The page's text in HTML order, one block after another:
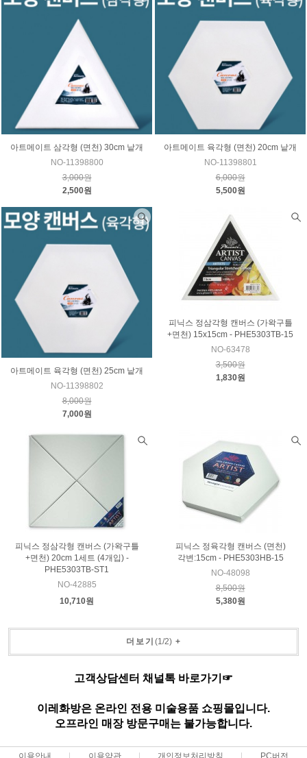
아트메이트 삼각형 (면천) 30cm 낱개
NO-11398800
3,000원
2,500원
아트메이트 육각형 (면천) 20cm 낱개
NO-11398801
6,000원
5,500원
아트메이트 육각형 (면천) 25cm 낱개
NO-11398802
8,000원
7,000원
피닉스 정삼각형 캔버스 (가왁구틀
+면천) 15x15cm - PHE5303TB-15
NO-63478
3,500원
1,830원
피닉스 정삼각형 캔버스 (가왁구틀
+면천) 20cm 1세트 (4개입) -
PHE5303TB-ST1
NO-42885
10,710원
피닉스 정육각형 캔버스 (면천)
각변:15cm - PHE5303HB-15
NO-48098
8,500원
5,380원
더보기 (1/2)+
고객상담센터 채널톡 바로가기☞
이레화방은 온라인 전용 미술용품 쇼핑몰입니다.
오프라인 매장 방문구매는 불가능합니다.
이용안내 이용약관 개인정보처리방침 PC버전